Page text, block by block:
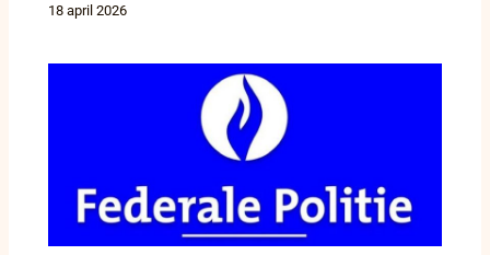
18 april 2026